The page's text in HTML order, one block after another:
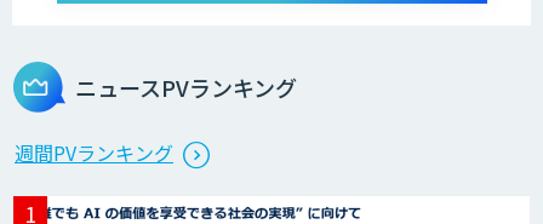
ニュースPVランキング
週間PVランキング